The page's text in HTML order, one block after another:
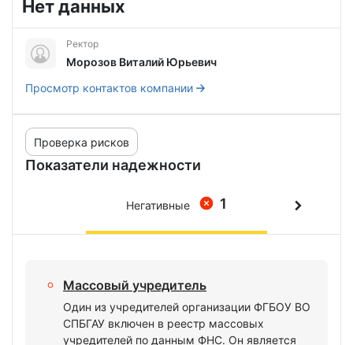
Нет данных
Ректор
Морозов Виталий Юрьевич
Просмотр контактов компании
Показатели надежности
Проверка рисков
1
Негативные
Массовый учредитель
Один из учредителей организации ФГБОУ ВО
СПБГАУ включен в реестр массовых
учредителей по данным ФНС. Он является